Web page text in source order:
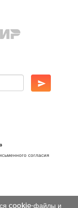
cookie-файлы и
согласия